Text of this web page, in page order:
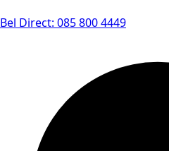
Bel Direct: 085 800 4449